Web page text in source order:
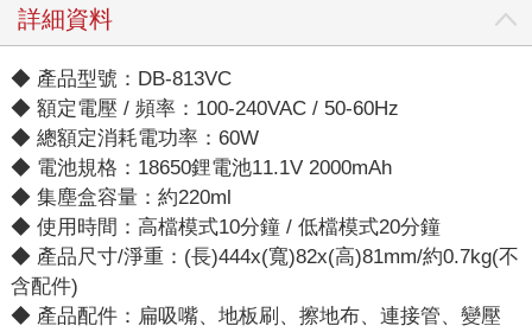
詳細資料
◆ 產品型號：DB-813VC
◆ 額定電壓 / 頻率：100-240VAC / 50-60Hz
◆ 總額定消耗電功率：60W
◆ 電池規格：18650鋰電池11.1V 2000mAh
◆ 集塵盒容量：約220ml
◆ 使用時間：高檔模式10分鐘 / 低檔模式20分鐘
◆ 產品尺寸/淨重：(長)444x(寬)82x(高)81mm/約0.7kg(不
含配件)
◆ 產品配件：扁吸嘴、地板刷、擦地布、連接管、變壓